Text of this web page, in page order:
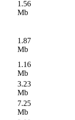
1.56
Mb
1.87
Mb
1.16
Mb
3.23
Mb
7.25
Mb